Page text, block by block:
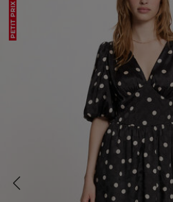
PETIT PRIX